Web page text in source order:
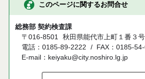
このページに関するお問合せ
総務部 契約検査課
〒016-8501
秋田県能代市上町１番３号
電話：0185-89-2222
FAX：0185-
E-mail：keiyaku@city.noshiro.lg.jp